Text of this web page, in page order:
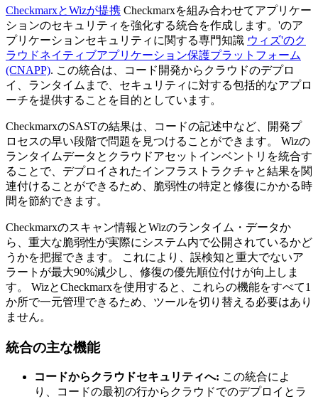
CheckmarxとWizが提携 Checkmarxを組み合わせてアプリケー
ションのセキュリティを強化する統合を作成します。'のア
プリケーションセキュリティに関する専門知識 ウィズ'のク
ラウドネイティブアプリケーション保護プラットフォーム
(CNAPP). この統合は、コード開発からクラウドのデプロ
イ、ランタイムまで、セキュリティに対する包括的なアプロ
ーチを提供することを目的としています。
CheckmarxのSASTの結果は、コードの記述中など、開発プ
ロセスの早い段階で問題を見つけることができます。 Wizの
ランタイムデータとクラウドアセットインベントリを統合す
ることで、デプロイされたインフラストラクチャと結果を関
連付けることができるため、脆弱性の特定と修復にかかる時
間を節約できます。
Checkmarxのスキャン情報とWizのランタイム・データか
ら、重大な脆弱性が実際にシステム内で公開されているかど
うかを把握できます。 これにより、誤検知と重大でないア
ラートが最大90%減少し、修復の優先順位付けが向上しま
す。 WizとCheckmarxを使用すると、これらの機能をすべて1
か所で一元管理できるため、ツールを切り替える必要はあり
ません。
統合の主な機能
コードからクラウドセキュリティへ: この統合によ
り、コードの最初の行からクラウドでのデプロイとラ